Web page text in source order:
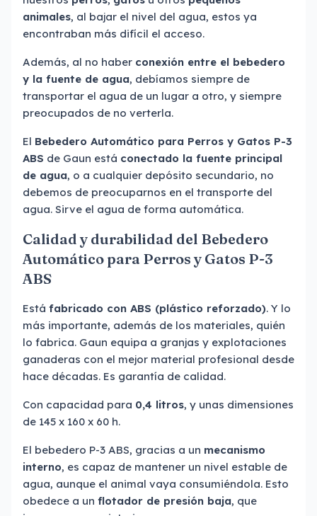
animales, al bajar el nivel del agua, estos ya
encontraban más difícil el acceso.
Además, al no haber conexión entre el bebedero
y la fuente de agua, debíamos siempre de
transportar el agua de un lugar a otro, y siempre
preocupados de no verterla.
El Bebedero Automático para Perros y Gatos P-3
ABS de Gaun está conectado la fuente principal
de agua, o a cualquier depósito secundario, no
debemos de preocuparnos en el transporte del
agua. Sirve el agua de forma automática.
Calidad y durabilidad del Bebedero
Automático para Perros y Gatos P-3
ABS
Está fabricado con ABS (plástico reforzado). Y lo
más importante, además de los materiales, quién
lo fabrica. Gaun equipa a granjas y explotaciones
ganaderas con el mejor material profesional desde
hace décadas. Es garantía de calidad.
Con capacidad para 0,4 litros, y unas dimensiones
de 145 x 160 x 60 h.
El bebedero P-3 ABS, gracias a un mecanismo
interno, es capaz de mantener un nivel estable de
agua, aunque el animal vaya consumiéndola. Esto
obedece a un flotador de presión baja, que